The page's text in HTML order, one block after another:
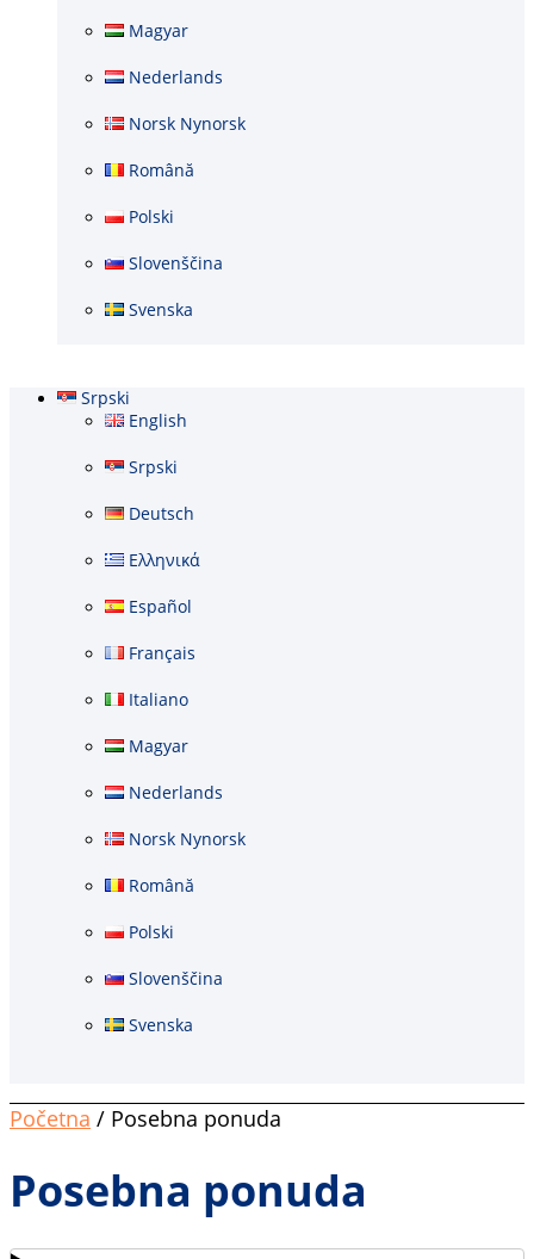
Magyar
Nederlands
Norsk Nynorsk
Română
Polski
Slovenščina
Svenska
Srpski
English
Srpski
Deutsch
Ελληνικά
Español
Français
Italiano
Magyar
Nederlands
Norsk Nynorsk
Română
Polski
Slovenščina
Svenska
Početna / Posebna ponuda
Posebna ponuda